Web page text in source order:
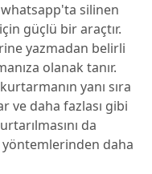
silinen
güçlü bir araçtır.
yazmadan belirli
olanak tanır.
yanı sıra
ve daha fazlası gibi
da
daha